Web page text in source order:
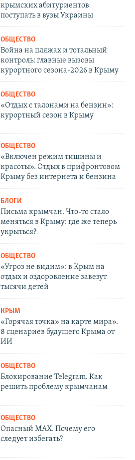
крымских абитуриентов
поступать в вузы Украины
ОБЩЕСТВО
Война на пляжах и тотальный
контроль: главные вызовы
курортного сезона-2026 в Крыму
ОБЩЕСТВО
«Отдых с талонами на бензин»:
курортный сезон в Крыму
ОБЩЕСТВО
«Включен режим тишины и
красоты». Отдых в прифронтовом
Крыму без интернета и бензина
БЛОГИ
Письма крымчан. Что-то стало
меняться в Крыму: где же теперь
укрыться?
ОБЩЕСТВО
«Угроз не видим»: в Крым на
отдых и оздоровление завезут
тысячи детей
КРЫМ
«Горячая точка» на карте мира».
8 сценариев будущего Крыма от
ИИ
ОБЩЕСТВО
Блокирование Telegram. Как
решить проблему крымчанам
ОБЩЕСТВО
Опасный MAX. Почему его
следует избегать?